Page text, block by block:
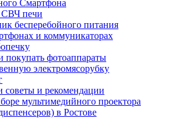
Смартфона
печи
бесперебойного питания
и коммуникаторах
покупать фотоаппараты
электромясорубку
и рекомендации
мультимедийного проектора
в Ростове